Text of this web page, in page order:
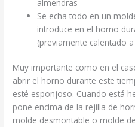
almendras
Se echa todo en un
introduce en el horno
(previamente calentado
Muy importante como en el
abrir el horno durante este
esté esponjoso. Cuando está
pone encima de la rejilla de
molde desmontable o molde